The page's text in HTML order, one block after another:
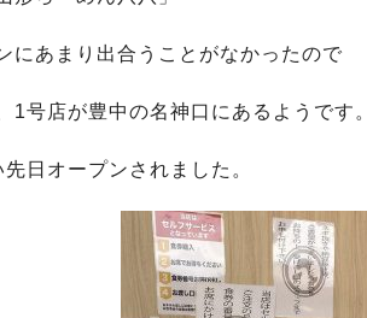
にあまり出合うことがなかったので
1号店が豊中の名神口にあるようです。
日オープンされました。